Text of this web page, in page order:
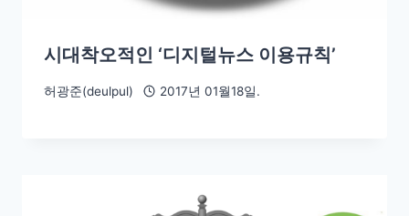
시대착오적인 ‘디지털뉴스 이용규칙’
허광준(deulpul) 2017년 01월18일.